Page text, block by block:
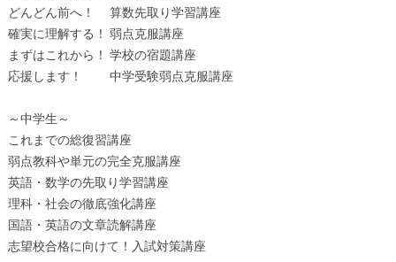
どんどん前へ！ 算数先取り学習講座
確実に理解する！ 弱点克服講座
まずはこれから！ 学校の宿題講座
応援します！ 中学受験弱点克服講座
～中学生～
これまでの総復習講座
弱点教科や単元の完全克服講座
英語・数学の先取り学習講座
理科・社会の徹底強化講座
国語・英語の文章読解講座
志望校合格に向けて！入試対策講座